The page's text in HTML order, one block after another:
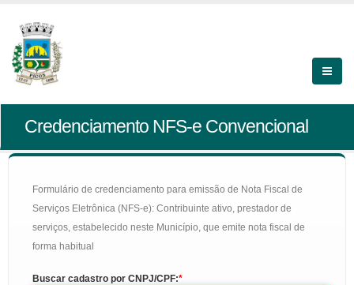
Credenciamento NFS-e Convencional
Formulário de credenciamento para emissão de Nota Fiscal de
Serviços Eletrônica (NFS-e): Contribuinte ativo, prestador de
serviços, estabelecido neste Município, que emite nota fiscal de
forma habitual
Buscar cadastro por CNPJ/CPF: